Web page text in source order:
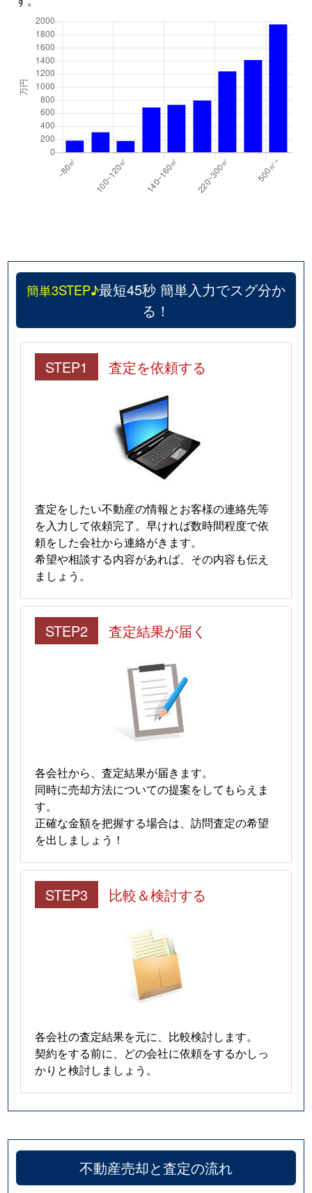
簡単3STEP♪最短45秒 簡単入力でスグ分か
る！
STEP1 査定を依頼する
査定をしたい不動産の情報とお客様の連絡先等
を入力して依頼完了。早ければ数時間程度で依
頼をした会社から連絡がきます。
希望や相談する内容があれば、その内容も伝え
ましょう。
STEP2 査定結果が届く
各会社から、査定結果が届きます。
同時に売却方法についての提案をしてもらえま
す。
正確な金額を把握する場合は、訪問査定の希望
を出しましょう！
STEP3 比較＆検討する
各会社の査定結果を元に、比較検討します。
契約をする前に、どの会社に依頼をするかしっ
かりと検討しましょう。
不動産売却と査定の流れ